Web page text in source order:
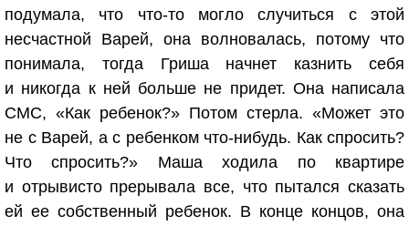
подумала, что что-то могло случиться с этой
несчастной Варей, она волновалась, потому что
понимала, тогда Гриша начнет казнить себя
и никогда к ней больше не придет. Она написала
СМС, «Как ребенок?» Потом стерла. «Может это
не с Варей, а с ребенком что-нибудь. Как спросить?
Что спросить?» Маша ходила по квартире
и отрывисто прерывала все, что пытался сказать
ей ее собственный ребенок. В конце концов, она